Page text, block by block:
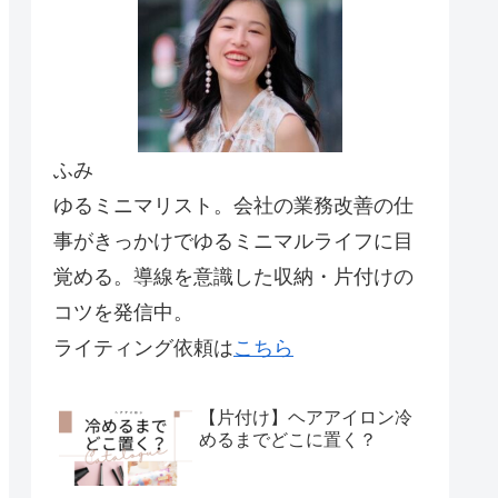
ふみ
ゆるミニマリスト。会社の業務改善の仕
事がきっかけでゆるミニマルライフに目
覚める。導線を意識した収納・片付けの
コツを発信中。
ライティング依頼はこちら
【片付け】ヘアアイロン冷
めるまでどこに置く？